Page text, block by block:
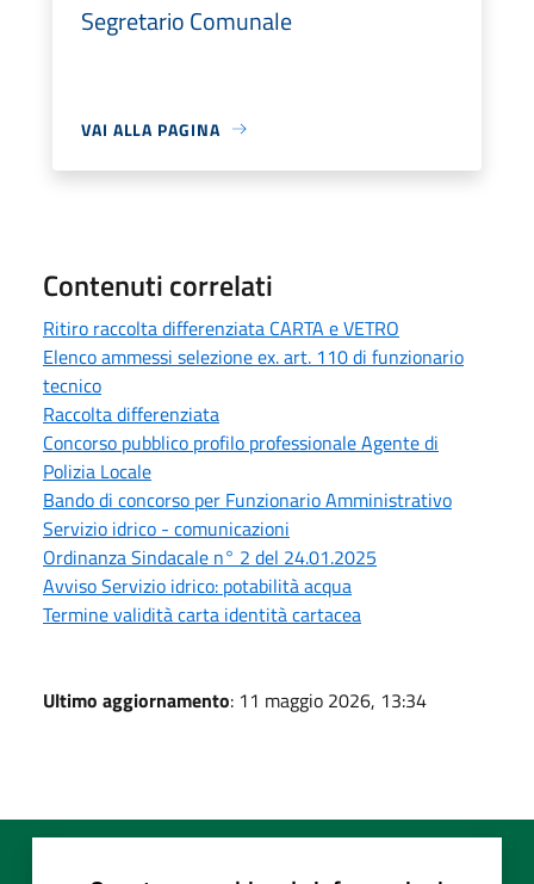
Segretario Comunale
VAI ALLA PAGINA
Contenuti correlati
Ritiro raccolta differenziata CARTA e VETRO
Elenco ammessi selezione ex. art. 110 di funzionario
tecnico
Raccolta differenziata
Concorso pubblico profilo professionale Agente di
Polizia Locale
Bando di concorso per Funzionario Amministrativo
Servizio idrico - comunicazioni
Ordinanza Sindacale n° 2 del 24.01.2025
Avviso Servizio idrico: potabilità acqua
Termine validità carta identità cartacea
Ultimo aggiornamento: 11 maggio 2026, 13:34